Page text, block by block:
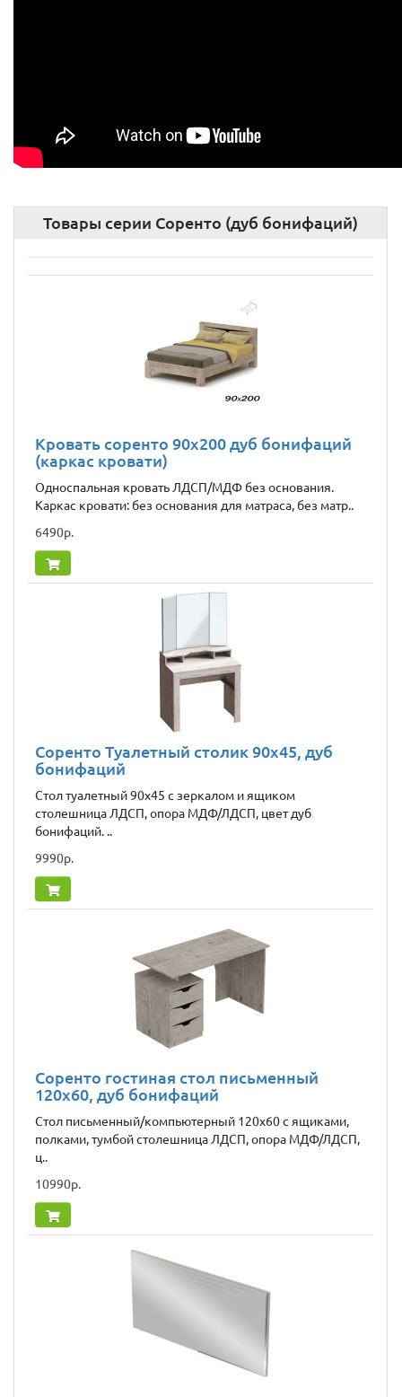
Товары серии Соренто (дуб бонифаций)
Кровать соренто 90х200 дуб бонифаций
(каркас кровати)
Односпальная кровать ЛДСП/МДФ без основания.
Каркас кровати: без основания для матраса, без матр..
6490р.
Соренто Туалетный столик 90x45, дуб
бонифаций
Стол туалетный 90х45 с зеркалом и ящиком
столешница ЛДСП, опора МДФ/ЛДСП, цвет дуб
бонифаций. ..
9990р.
Соренто гостиная стол письменный
120x60, дуб бонифаций
Стол письменный/компьютерный 120х60 с ящиками,
полками, тумбой столешница ЛДСП, опора МДФ/ЛДСП,
ц..
10990р.